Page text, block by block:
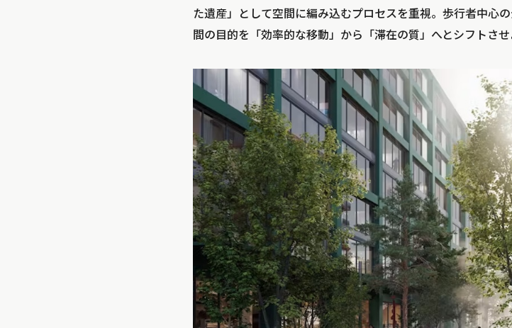
た遺産」として空間に編み込むプロセスを重視。歩行者中心
間の目的を「効率的な移動」から「滞在の質」へとシフトさせ